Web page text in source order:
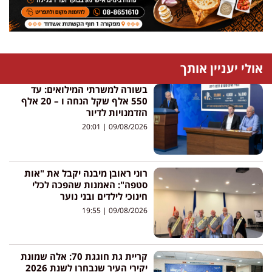
אולי יעניין אותך
בשורה למשרתי המילואים: עד
550 אלף שקל הנחה ו – 20 אלף
הזדמנויות לדיור
09/08/2026
רוני ראובן מיבנה יקבל את "אות
סטפה": האמנות שהפכה לכלי
חינוכי לילדים ובני נוער
09/08/2026
קריית גת חוגגת 70: אלה שמונת
יקירי העיר שנבחרו לשנת 2026